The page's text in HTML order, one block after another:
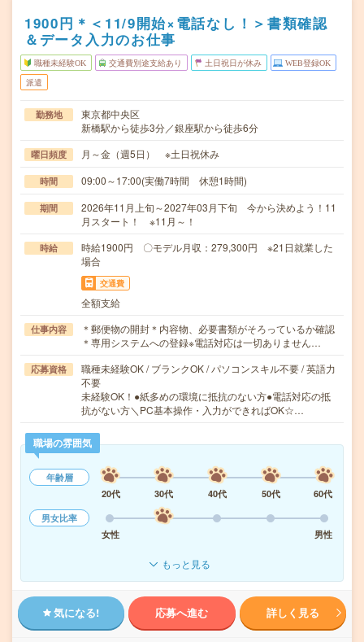
1900円＊＜11/9開始×電話なし！＞書類確認
＆データ入力のお仕事
職種未経験OK 交通費別途支給あり 土日祝日が休み WEB登録OK
派遣
勤務地
東京都中央区
新橋駅から徒歩3分／銀座駅から徒歩6分
曜日頻度 月～金（週5日） ※土日祝休み
時間 09:00～17:00(実働7時間 休憩1時間)
期間
2026年11月上旬～2027年03月下旬 今から決めよう！11
月スタート！ ※11月～！
時給
時給1900円 〇モデル月収：279,300円 ※21日就業した
場合
交通費
全額支給
仕事内容
＊郵便物の開封＊内容物、必要書類がそろっているか確認
＊専用システムへの登録※電話対応は一切ありません…
応募資格
職種未経験OK / ブランクOK / パソコンスキル不要 / 英語力
不要
未経験OK！●紙多めの環境に抵抗のない方●電話対応の抵
抗がない方＼PC基本操作・入力ができればOK☆…
職場の雰囲気
年齢層
20代
30代 40代 50代
60代
男女比率
女性
男性
もっと見る
気になる! 応募へ進む 詳しく見る